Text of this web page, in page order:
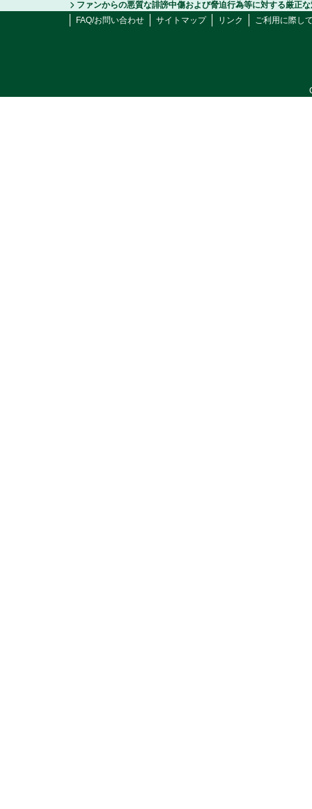
ファンからの悪質な誹謗中傷および脅迫行為等に対する厳正
FAQ/お問い合わせ
サイトマップ リンク ご利用に際し